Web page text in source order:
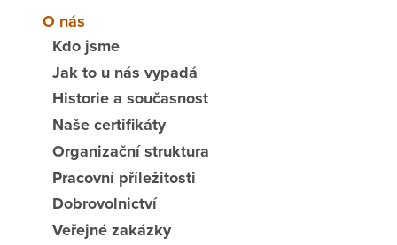
O nás
Kdo jsme
Jak to u nás vypadá
Historie a současnost
Naše certifikáty
Organizační struktura
Pracovní příležitosti
Dobrovolnictví
Veřejné zakázky